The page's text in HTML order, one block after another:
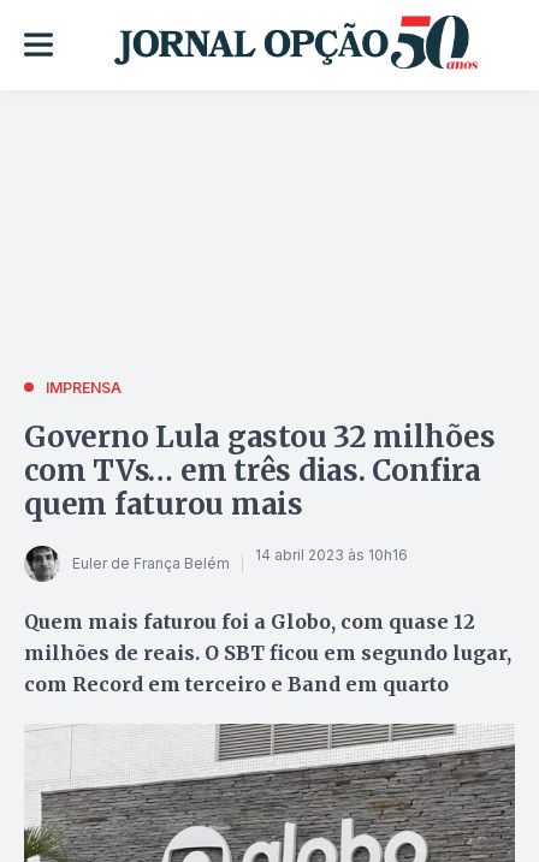
IMPRENSA
Governo Lula gastou 32 milhões
com TVs… em três dias. Confira
quem faturou mais
Euler de França Belém 14 abril 2023 às 10h16
Quem mais faturou foi a Globo, com quase 12
milhões de reais. O SBT ficou em segundo lugar,
com Record em terceiro e Band em quarto